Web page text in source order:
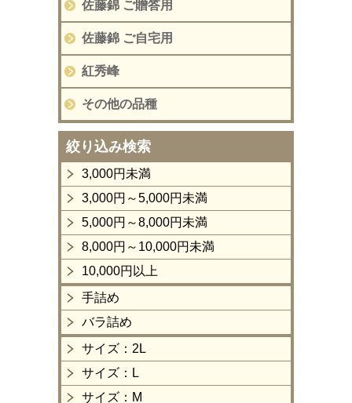
佐藤錦 ご贈答用
佐藤錦 ご自宅用
紅秀峰
その他の品種
絞り込み検索
3,000円未満
3,000円～5,000円未満
5,000円～8,000円未満
8,000円～10,000円未満
10,000円以上
手詰め
バラ詰め
サイズ：2L
サイズ：L
サイズ：M